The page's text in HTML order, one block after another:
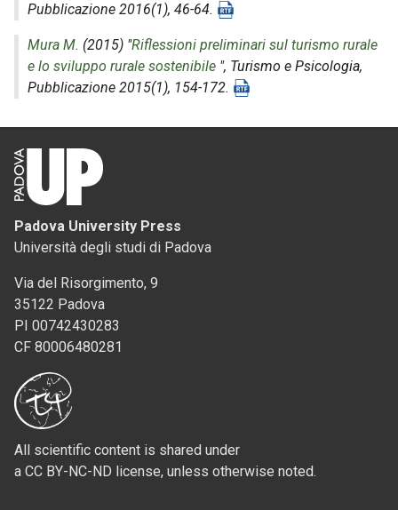
Pubblicazione 2016(1), 46-64.
Mura M. (2015) "Riflessioni preliminari sul turismo rurale
e lo sviluppo rurale sostenibile ", Turismo e Psicologia,
Pubblicazione 2015(1), 154-172.
Padova University Press
Università degli studi di Padova
Via del Risorgimento, 9
35122 Padova
PI 00742430283
CF 80006480281
All scientific content is shared under
a CC BY-NC-ND license, unless otherwise noted.